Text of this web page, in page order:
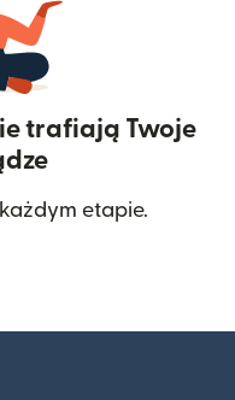
trafiają Twoje
etapie.